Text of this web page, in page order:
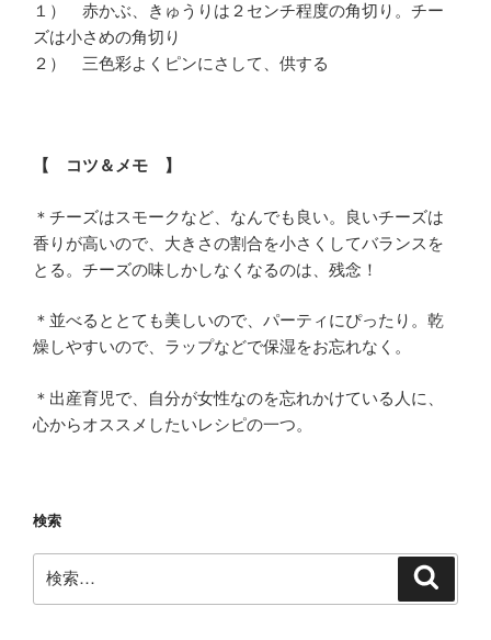
１） 赤かぶ、きゅうりは２センチ程度の角切り。チー
ズは小さめの角切り
２） 三色彩よくピンにさして、供する
【 コツ＆メモ 】
＊チーズはスモークなど、なんでも良い。良いチーズは
香りが高いので、大きさの割合を小さくしてバランスを
とる。チーズの味しかしなくなるのは、残念！
＊並べるととても美しいので、パーティにぴったり。乾
燥しやすいので、ラップなどで保湿をお忘れなく。
＊出産育児で、自分が女性なのを忘れかけている人に、
心からオススメしたいレシピの一つ。
検索
索: